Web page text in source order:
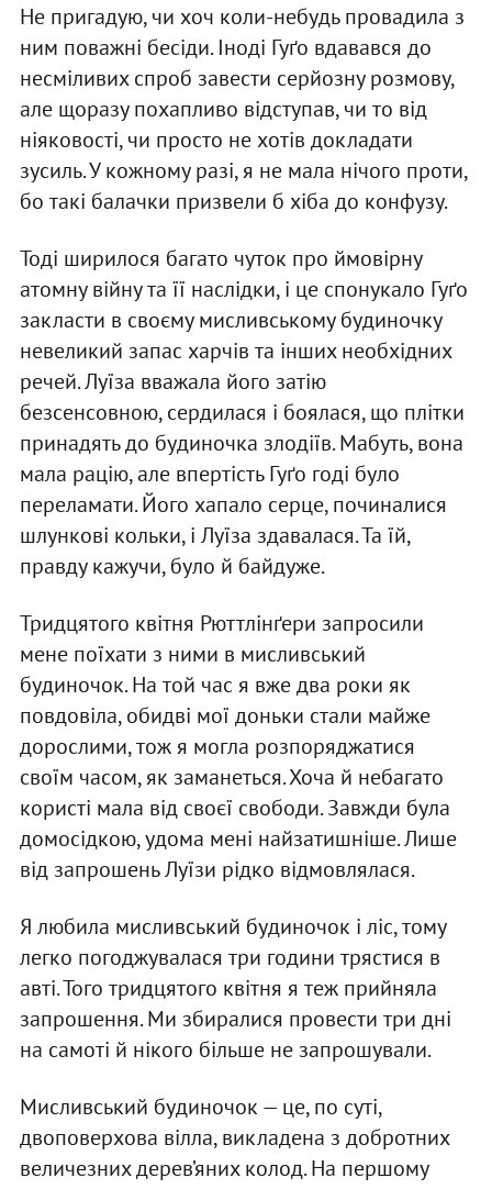
Не пригадую, чи хоч коли-небудь провадила з
ним поважні бесіди. Іноді Гуґо вдавався до
несміливих спроб завести серйозну розмову,
але щоразу похапливо відступав, чи то від
ніяковості, чи просто не хотів докладати
зусиль. У кожному разі, я не мала нічого проти,
бо такі балачки призвели б хіба до конфузу.
Тоді ширилося багато чуток про ймовірну
атомну війну та її наслідки, і це спонукало Гуґо
закласти в своєму мисливському будиночку
невеликий запас харчів та інших необхідних
речей. Луїза вважала його затію
безсенсовною, сердилася і боялася, що плітки
принадять до будиночка злодіїв. Мабуть, вона
мала рацію, але впертість Гуґо годі було
переламати. Його хапало серце, починалися
шлункові кольки, і Луїза здавалася. Та їй,
правду кажучи, було й байдуже.
Тридцятого квітня Рюттлінґери запросили
мене поїхати з ними в мисливський
будиночок. На той час я вже два роки як
повдовіла, обидві мої доньки стали майже
дорослими, тож я могла розпоряджатися
своїм часом, як заманеться. Хоча й небагато
користі мала від своєї свободи. Завжди була
домосідкою, удома мені найзатишніше. Лише
від запрошень Луїзи рідко відмовлялася.
Я любила мисливський будиночок і ліс, тому
легко погоджувалася три години трястися в
авті. Того тридцятого квітня я теж прийняла
запрошення. Ми збиралися провести три дні
на самоті й нікого більше не запрошували.
Мисливський будиночок — це, по суті,
двоповерхова вілла, викладена з добротних
величезних дерев’яних колод. На першому